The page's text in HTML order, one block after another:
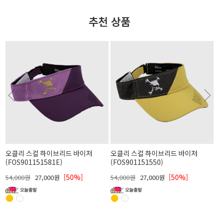
추천 상품
오클리 스컬 하이브리드 바이저
(FOS901151581E)
54,000원 27,000원 [50%]
오클리 스컬 하이브리드 바이저
(FOS901151550)
54,000원 27,000원 [50%]